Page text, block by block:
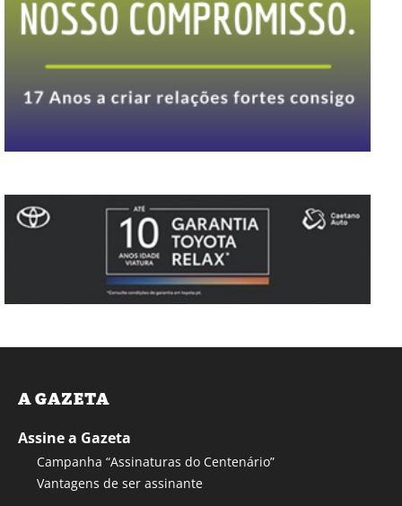
A GAZETA
Assine a Gazeta
Campanha “Assinaturas do Centenário”
Vantagens de ser assinante